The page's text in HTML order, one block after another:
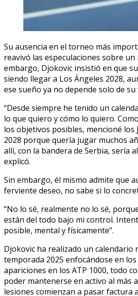
Su ausencia en el torneo más
reavivó las especulaciones sobre
embargo, Djokovic insistió en que
siendo llegar a Los Ángeles 2028,
ese sueño ya no depende solo de
“Desde siempre he tenido un
lo que quiero y cómo lo quiero.
los objetivos posibles, mencioné los
2028 porque quería jugar muchos
allí, con la bandera de Serbia, sería
explicó.
Sin embargo, él mismo admite que
ferviente deseo, no sabe si lo
“No lo sé, realmente no lo sé,
están del todo bajo mi control.
posible, mental y físicamente”.
Djokovic ha realizado un calendario
temporada 2025 enfocándose en los
apariciones en los ATP 1000, todo
poder mantenerse en activo al más
lesiones comienzan a pasar factura